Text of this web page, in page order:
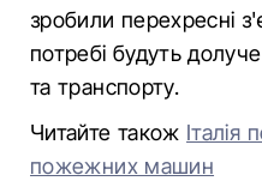
зробили перехресні
потребі будуть
та транспорту.
Читайте також Італія
пожежних машин